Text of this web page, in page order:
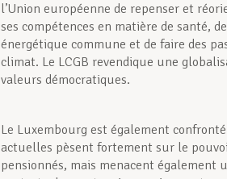
l’Union européenne de repenser et
ses compétences en matière de santé,
énergétique commune et de faire des
climat. Le LCGB revendique une
valeurs démocratiques.
Le Luxembourg est également
actuelles pèsent fortement sur le
pensionnés, mais menacent également